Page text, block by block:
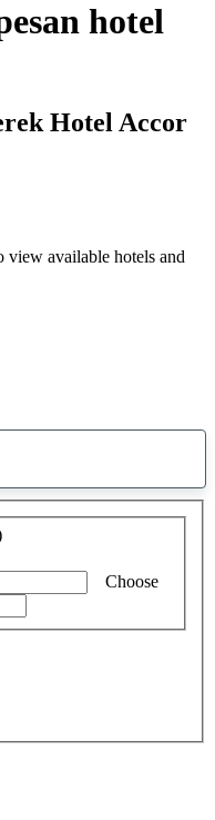
hotel
Hotel Accor
view available hotels and
Choose